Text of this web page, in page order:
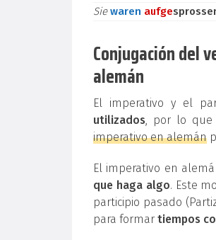
Siewaren aufge
Conjugación del
alemán
El imperativo y el
utilizados, por lo que
imperativo en alemán
El imperativo en
que haga algo. Este
participio pasado
para formar tiempos